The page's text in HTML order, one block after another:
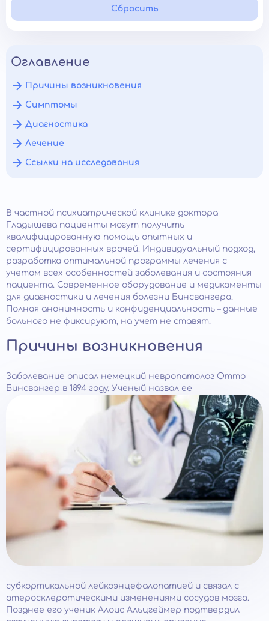
Сбросить
Оглавление
Причины возникновения
Симптомы
Диагностика
Лечение
Ссылки на исследования
В частной психиатрической клинике доктора
Гладышева пациенты могут получить
квалифицированную помощь опытных и
сертифицированных врачей. Индивидуальный подход,
разработка оптимальной программы лечения с
учетом всех особенностей заболевания и состояния
пациента. Современное оборудование и медикаменты
для диагностики и лечения болезни Бинсвангера.
Полная анонимность и конфиденциальность – данные
больного не фиксируют, на учет не ставят.
Причины возникновения
Заболевание описал немецкий невропатолог Отто
Бинсвангер в 1894 году. Ученый назвал ее
субкортикальной лейкоэнцефалопатией и связал с
атеросклеротическими изменениями сосудов мозга.
Позднее его ученик Алоис Альцгеймер подтвердил